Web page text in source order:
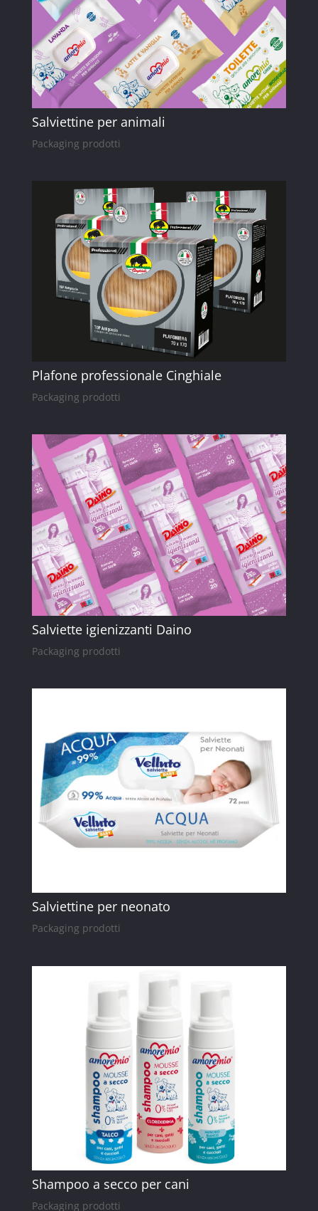
Salviettine per animali
Packaging prodotti
Plafone professionale Cinghiale
Packaging prodotti
Salviette igienizzanti Daino
Packaging prodotti
Salviettine per neonato
Packaging prodotti
Shampoo a secco per cani
Packaging prodotti